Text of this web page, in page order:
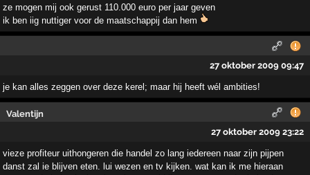
ze mogen mij ook gerust 110.000 euro per jaar geven
ik ben iig nuttiger voor de maatschappij dan hem
27 oktober 2009 09:47
je kan alles zeggen over deze kerel; maar hij heeft wél ambities!
Valentijn
27 oktober 2009 23:22
vieze profiteur uithongeren die handel zo lang iedereen naar zijn pijpen
danst zal ie blijven eten. lui wezen en tv kijken. wat kan ik me hieraan